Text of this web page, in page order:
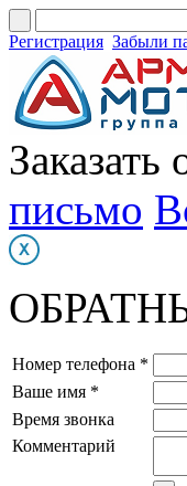
Регистрация Забыли
Заказать
письмо
Номер телефона *
Ваше имя *
Время звонка
Комментарий